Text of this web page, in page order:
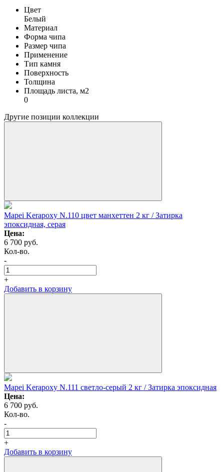
Цвет
Белый
Материал
Форма чипа
Размер чипа
Применение
Тип камня
Поверхность
Толщина
Площадь листа, м2
0
Другие позиции коллекции
Mapei Kerapoxy N.110 цвет манхеттен 2 кг / Затирка
эпоксидная, серая
Цена:
6 700 руб.
Кол-во.
-
+
Добавить в корзину
Mapei Kerapoxy N.111 светло-серый 2 кг / Затирка эпоксидная
Цена:
6 700 руб.
Кол-во.
-
+
Добавить в корзину